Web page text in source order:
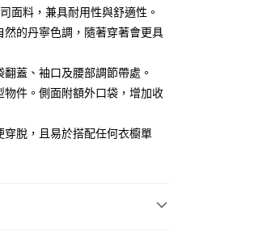
)免運費
)免運費
)免運費
面料，兼具耐用性與舒適性。
的丹寧色調，隨著穿著會更具
蓋、袖口及腰部調節帶處。
件。側面附額外口袋，增加收
脫，且易於搭配任何衣櫥單